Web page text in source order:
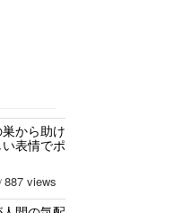
から助け
表情でポ
/ 887 views